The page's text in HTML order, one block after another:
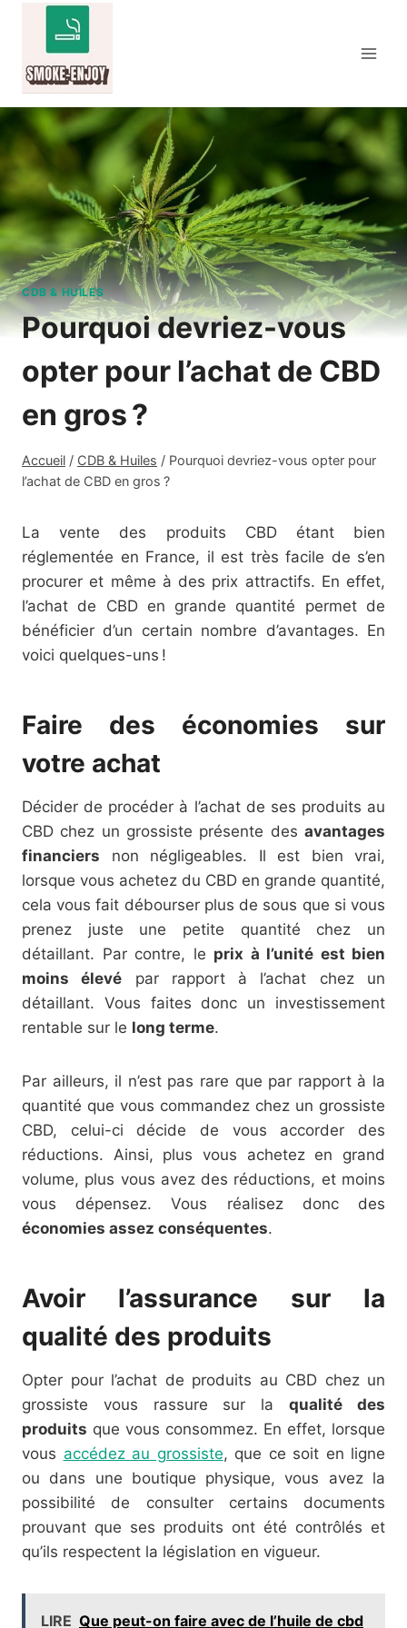
contenu
CDB & HUILES
Pourquoi devriez-vous
opter pour l’achat de CBD
en gros ?
Accueil / CDB & Huiles / Pourquoi devriez-vous opter pour
l’achat de CBD en gros ?
La vente des produits CBD étant bien
réglementée en France, il est très facile de s’en
procurer et même à des prix attractifs. En effet,
l’achat de CBD en grande quantité permet de
bénéficier d’un certain nombre d’avantages. En
voici quelques-uns !
Faire des économies sur
votre achat
Décider de procéder à l’achat de ses produits au
CBD chez un grossiste présente des avantages
financiers non négligeables. Il est bien vrai,
lorsque vous achetez du CBD en grande quantité,
cela vous fait débourser plus de sous que si vous
prenez juste une petite quantité chez un
détaillant. Par contre, le prix à l’unité est bien
moins élevé par rapport à l’achat chez un
détaillant. Vous faites donc un investissement
rentable sur le long terme.
Par ailleurs, il n’est pas rare que par rapport à la
quantité que vous commandez chez un grossiste
CBD, celui-ci décide de vous accorder des
réductions. Ainsi, plus vous achetez en grand
volume, plus vous avez des réductions, et moins
vous dépensez. Vous réalisez donc des
économies assez conséquentes.
Avoir l’assurance sur la
qualité des produits
Opter pour l’achat de produits au CBD chez un
grossiste vous rassure sur laqualité des
produits que vous consommez. En effet, lorsque
vous accédez au grossiste, que ce soit en ligne
ou dans une boutique physique, vous avez la
possibilité de consulter certains documents
prouvant que ses produits ont été contrôlés et
qu’ils respectent la législation en vigueur.
LIRE Que peut-on faire avec de l’huile de cbd